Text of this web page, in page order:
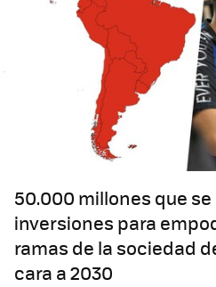
50.000 millones que
inversiones para
ramas de la sociedad
cara a 2030